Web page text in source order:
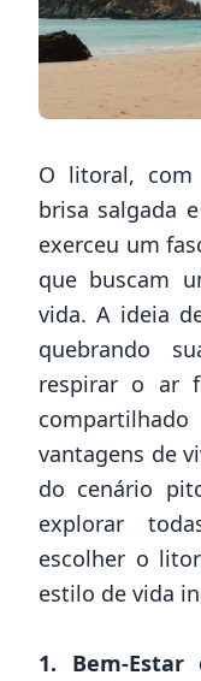
O litoral, com
brisa salgada
exerceu um
que buscam
vida. A ideia
quebrando
respirar o ar
vantagens de
do cenário
explorar
escolher o
estilo de vida
1. Bem-